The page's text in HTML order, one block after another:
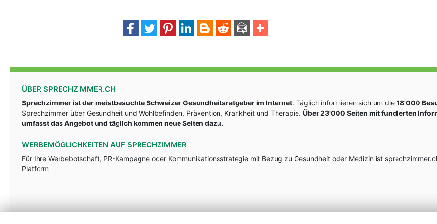
ÜBER SPRECHZIMMER.CH
Sprechzimmer ist der meistbesuchte Schweizer Gesundheitsratgeber im Internet. Täglich informieren sich um die 18'000
Sprechzimmer über Gesundheit und Wohlbefinden, Prävention, Krankheit und Therapie. Über 23'000 Seiten mit fundlerten
umfasst das Angebot und täglich kommen neue Seiten dazu.
WERBEMÖGLICHKEITEN AUF SPRECHZIMMER
Für Ihre Werbebotschaft, PR-Kampagne oder Kommunikationsstrategie mit Bezug zu Gesundheit oder Medizin ist
Platform